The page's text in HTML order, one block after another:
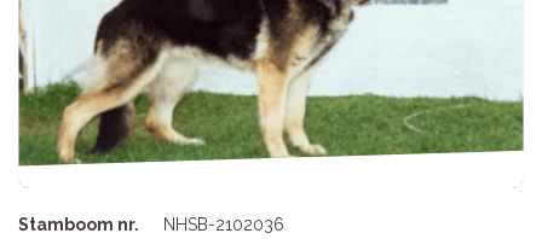
Stamboom nr.
NHSB-2102036